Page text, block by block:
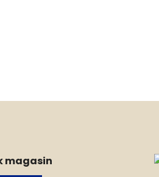
magasin